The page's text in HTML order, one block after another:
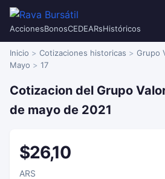
AccionesBonosCEDEARsHistóricos
Inicio Cotizaciones historicas Grupo
Mayo
17
Cotizacion del Grupo
de mayo de 2021
$26,10
ARS